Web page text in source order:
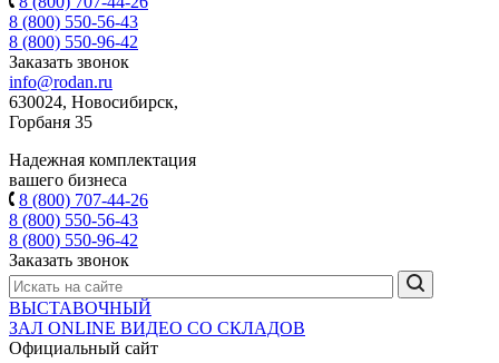
8 (800) 550-56-43
8 (800) 550-96-42
Заказать звонок
info@rodan.ru
630024, Новосибирск,
Горбаня 35
Надежная комплектация
вашего бизнеса
8 (800) 707-44-26
8 (800) 550-56-43
8 (800) 550-96-42
Заказать звонок
ВЫСТАВОЧНЫЙ
ЗАЛ ONLINE ВИДЕО СО СКЛАДОВ
Официальный сайт